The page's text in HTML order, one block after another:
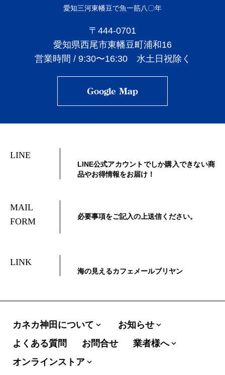
愛知三河東幡豆で魚一筋八〇年
〒444-0701
愛知県西尾市東幡豆町浦和16
営業時間 / 9:30〜16:30 水土日祝除く
Google Map
LINE
LINE公式アカウントでしか購入できない商
品やお得情報をお届け！
MAIL
FORM
必要事項をご記入の上送信ください。
LINK
海の見えるカフェメールブリヤン
カネカ神田について expand_more お知らせ expand_more
よくある質問 お問合せ 業者様へexpand_more
オンラインストア expand_more